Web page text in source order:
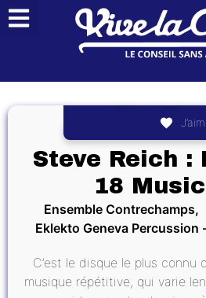
Steve Reich :
18
Ensemble Contrechamps,
Eklekto Geneva Percussion
C’est le disque le plus connu
musique répétitive, qui varie